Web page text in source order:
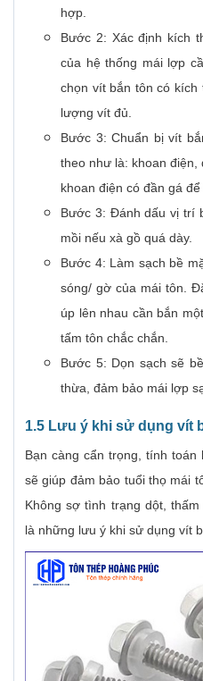
hợp.
Bước 2: Xác định kích
của hệ thống mái lợp
chọn vít bắn tôn có
lượng vít đủ.
Bước 3: Chuẩn bị vít
theo như là: khoan điện,
khoan điện có đần gá để
Bước 3: Đánh dấu vị trí
mồi nếu xà gồ quá dày.
Bước 4: Làm sạch bề
sóng/ gờ của mái tôn.
úp lên nhau cần bắn
tấm tôn chắc chắn.
Bước 5: Dọn sạch sẽ
thừa, đảm bảo mái lợp
1.5 Lưu ý khi sử dụng vít
Bạn càng cẩn trọng, tính
sẽ giúp đảm bảo tuổi thọ mái
Không sợ tình trạng dột,
là những lưu ý khi sử dụng vít